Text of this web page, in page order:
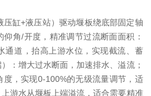
缸+液压站）驱动堰板绕底部固定轴
角/开度，精准调节过流断面面积：
通道，抬高上游水位，实现截流、蓄
：增大过水断面，加速排水、溢流；
，实现0-100%的无级流量调节，适
游水从堰板上端溢流，适合需要精准